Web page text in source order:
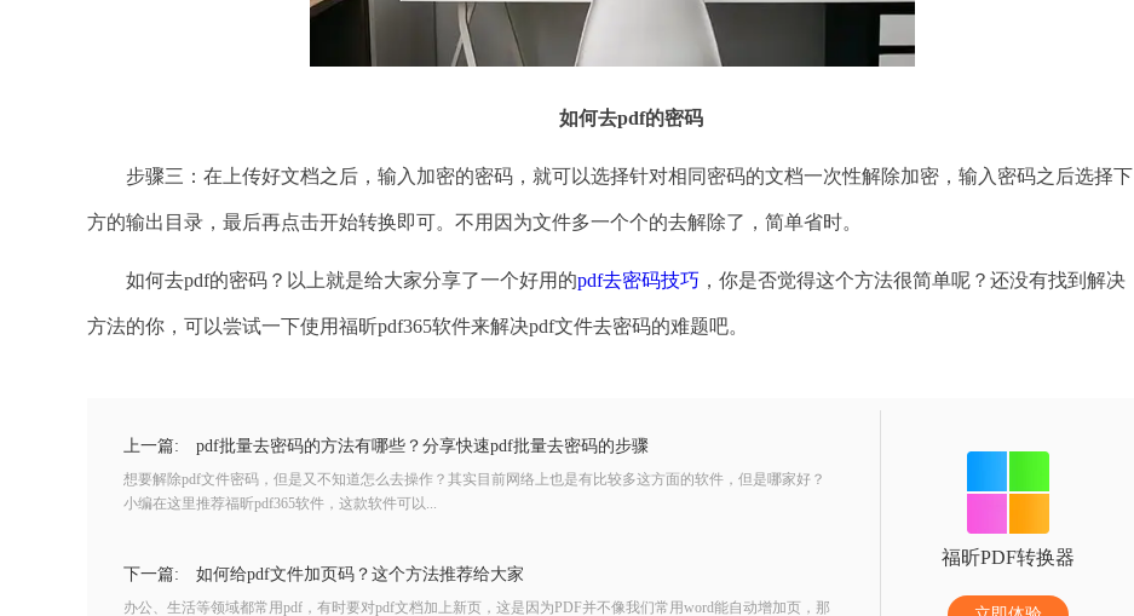
如何去pdf的密码
步骤三：在上传好文档之后，输入加密的密码，就可以选择针对相同密码的文档一次性解除加密，输入密码之后选择下
方的输出目录，最后再点击开始转换即可。不用因为文件多一个个的去解除了，简单省时。
如何去pdf的密码？以上就是给大家分享了一个好用的pdf去密码技巧 ，你是否觉得这个方法很简单呢？还没有找到解决
方法的你，可以尝试一下使用福昕pdf365软件来解决pdf文件去密码的难题吧。
上一篇: pdf批量去密码的方法有哪些？分享快速pdf批量去密码的步骤
想要解除pdf文件密码，但是又不知道怎么去操作？其实目前网络上也是有比较多这方面的软件，但是哪家好？
小编在这里推荐福昕pdf365软件，这款软件可以...
下一篇: 如何给pdf文件加页码？这个方法推荐给大家
办公、生活等领域都常用pdf，有时要对pdf文档加上新页，这是因为PDF并不像我们常用word能自动增加页，那
福昕PDF转换器